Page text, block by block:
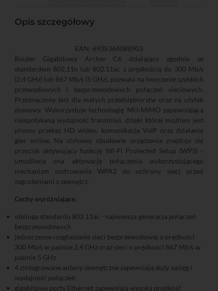
Opis szczegółowy
EAN: 6935364088903
Router Gigabitowy Archer C6 działający zgodnie ze
standardem 802.11n lub 802.11ac z prędkością do 300 Mb/s
(2,4 GHz) lub 867 Mb/s (5 GHz), pozwala na tworzenie szybkich
przewodowych i bezprzewodowych połączeń sieciowych.
Przeznaczony jest dla małych przedsiębiorstw oraz na użytek
domowy. Wykorzystuje technologię MU-MIMO zapewniającą
niespotykaną wydajność transmisji, dzięki której możliwy jest
płynny przekaz HD wideo, komunikacja VoIP oraz działanie
gier online. Na stylowej obudowie urządzenia znajduje się
przycisk aktywujący funkcję Wi-Fi Protected Setup (WPS) -
umożliwia ona aktywację połączenia wykorzystującego
mechanizm szyfrowania WPA2 do ochrony sieci przed
zagrożeniami z zewnątrz.
Cechy wyróżniające:
obsługa standardu 802.11ac - najnowsza generacja połączeń
bezprzewodowych
jednoczesne rozgłaszanie sieci bezprzewodowej o prędkości
300 Mb/s w paśmie 2,4 GHz oraz sieci o prędkości 867 Mb/s w
paśmie 5 GHz
4 zintegrowane anteny zewnętrzne zapewniają duży zasięg i
wydajność połączeń
gigabitowe porty Ethernet zapewniają wysoką prędkość